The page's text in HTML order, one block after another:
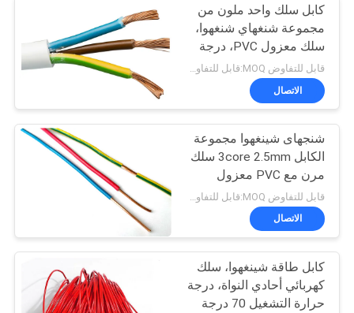
خريطة
الموقع
سياسة
الخصوصية
بل مقاومة للحريق
108
موصل العارية
90
كابل سلك واحد ملون من
مجموعة شنغهاي شنغهوا،
سلك معزول PVC، درجة
حرارة الموصل القصوى 70
درجة مئوية
الاتصال
شنجهاى شينغهوا مجموعة
الكابل 3core 2.5mm سلك
مرن مع PVC معزول
والسترة متعدد النواة كابل
موصل النحاس
الاتصال
كابل طاقة شينغهوا، سلك
كهربائي أحادي النواة، درجة
حرارة التشغيل 70 درجة